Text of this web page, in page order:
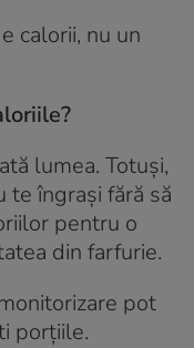
calorii, nu un
lumea. Totuși,
te îngrași fără să
pentru o
din farfurie.
pot
porțiile.